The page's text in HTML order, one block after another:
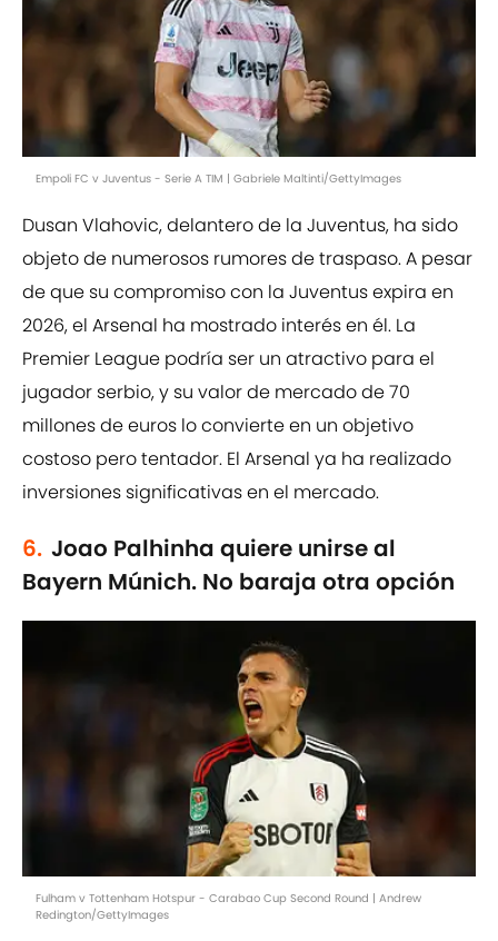
Empoli FC v Juventus - Serie A TIM | Gabriele Maltinti/GettyImages
Dusan Vlahovic, delantero de la Juventus, ha sido
objeto de numerosos rumores de traspaso. A pesar
de que su compromiso con la Juventus expira en
2026, el Arsenal ha mostrado interés en él. La
Premier League podría ser un atractivo para el
jugador serbio, y su valor de mercado de 70
millones de euros lo convierte en un objetivo
costoso pero tentador. El Arsenal ya ha realizado
inversiones significativas en el mercado.
6. Joao Palhinha quiere unirse al
Bayern Múnich. No baraja otra opción
Fulham v Tottenham Hotspur - Carabao Cup Second Round | Andrew
Redington/GettyImages